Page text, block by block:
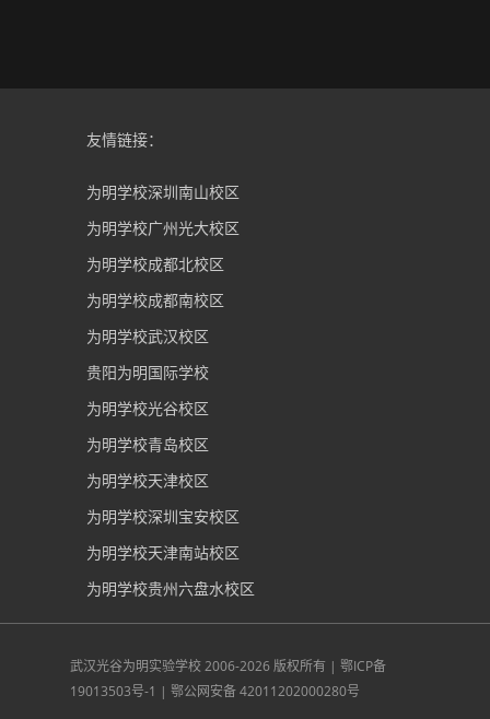
友情链接：
为明学校深圳南山校区
为明学校广州光大校区
为明学校成都北校区
为明学校成都南校区
为明学校武汉校区
贵阳为明国际学校
为明学校光谷校区
为明学校青岛校区
为明学校天津校区
为明学校深圳宝安校区
为明学校天津南站校区
为明学校贵州六盘水校区
武汉光谷为明实验学校2006-2026 版权所有 | 鄂ICP备
19013503号-1 | 鄂公网安备 42011202000280号